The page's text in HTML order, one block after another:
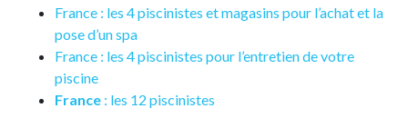
France : les 4 piscinistes et magasins pour l’achat et la
pose d’un spa
France : les 4 piscinistes pour l’entretien de votre
piscine
France : les 12 piscinistes